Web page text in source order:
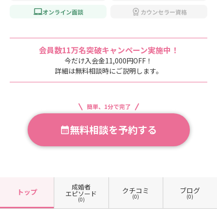
オンライン面談 カウンセラー資格
会員数11万名突破キャンペーン実施中！
今だけ入会金11,000円OFF！
詳細は無料相談時にご説明します。
簡単、1分で完了
無料相談を予約する
トップ
成婚者
エピソード
(0)
クチコミ
(0)
ブログ
(0)